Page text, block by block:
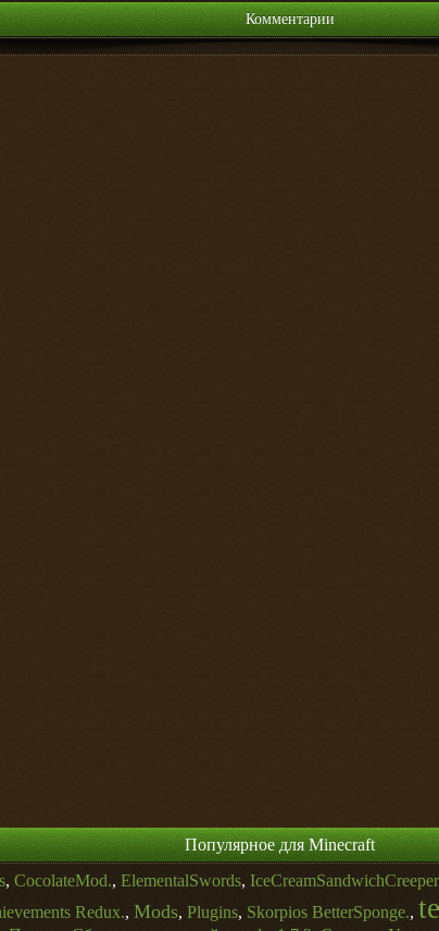
Комментарии
Популярное для Minecraft
, CocolateMod., ElementalSwords,
Redux., Mods, Plugins, Skorpios BetterSponge.,